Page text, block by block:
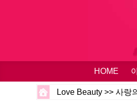
HOME
Love Beauty >> 사랑